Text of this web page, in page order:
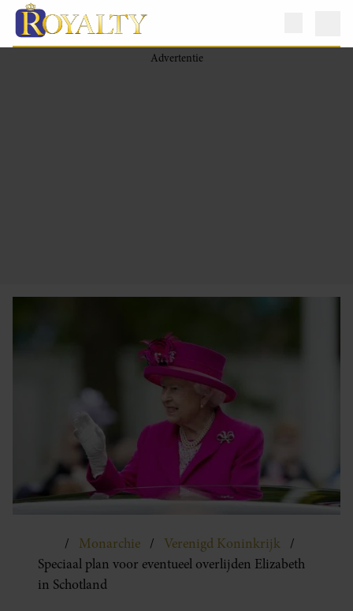
Monarchie
Verenigd Koninkrijk
Speciaal plan voor eventueel overlijden Elizabeth
in Schotland